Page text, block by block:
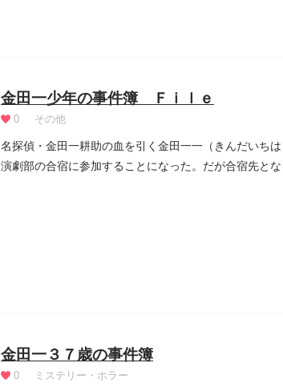
金田一少年の事件簿 Ｆｉｌｅ
0 その他
名探偵・金田一耕助の血を引く金田一一（きんだいち
演劇部の合宿に参加することになった。だが合宿先と
金田一３７歳の事件簿
0 ミステリー・ホラー